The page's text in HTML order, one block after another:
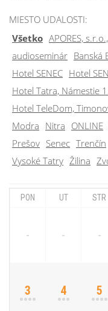
MIESTO UDALOSTI:
Všetko APORES,
audioseminár Banská
Hotel SENEC Hotel
Hotel Tatra, Námestie
Hotel TeleDom,
Modra Nitra ONLINE
Prešov Senec Trenčín
Vysoké Tatry Žilina
PON UT STR
- - -
3 4 5